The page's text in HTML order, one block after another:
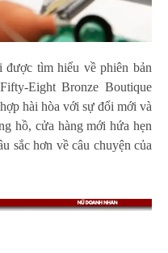
tìm hiểu về phiên bản
Eight Bronze Boutique
hài hòa với sự đổi mới và
hồ, cửa hàng mới hứa hẹn
sắc hơn về câu chuyện của